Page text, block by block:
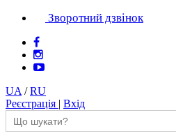
Зворотний дзвінок
UA /RU
Реєстрація | Вхід